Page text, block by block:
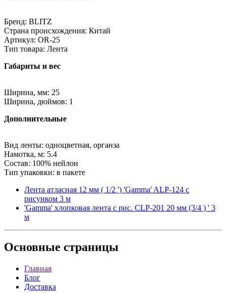
Бренд: BLITZ
Страна происхождения: Китай
Артикул: OR-25
Тип товара: Лента
Габариты и вес
Ширина, мм: 25
Ширина, дюймов: 1
Дополнительные
Вид ленты: одноцветная, органза
Намотка, м: 5.4
Состав: 100% нейлон
Тип упаковки: в пакете
Лента атласная 12 мм ( 1/2 ') 'Gamma' ALP-124 с
рисунком 3 м
'Gamma' хлопковая лента с рис. CLP-201 20 мм (3/4 ) ' 3
м
Основные страницы
Главная
Блог
Доставка